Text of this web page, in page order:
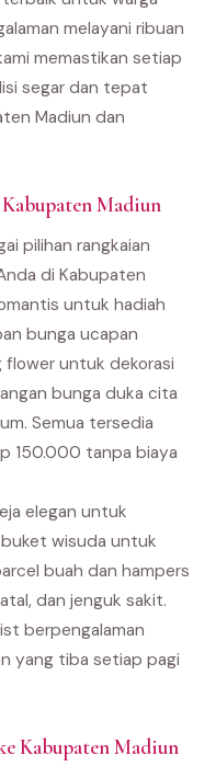
melayani ribuan
memastikan setiap
segar dan tepat
Madiun dan
Madiun
pilihan rangkaian
di Kabupaten
untuk hadiah
bunga ucapan
untuk dekorasi
bunga duka cita
Semua tersedia
150.000 tanpa biaya
elegan untuk
wisuda untuk
buah dan hampers
dan jenguk sakit.
berpengalaman
yang tiba setiap pagi
Kabupaten Madiun